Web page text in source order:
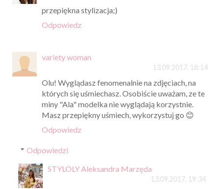
przepiękna stylizacja;)
Odpowiedz
variety woman
13.09.2017, 18:14
Olu! Wyglądasz fenomenalnie na zdjęciach, na
których się uśmiechasz. Osobiście uważam, ze te
miny "Ala" modelka nie wyglądają korzystnie.
Masz przepiękny uśmiech, wykorzystuj go 😊
Odpowiedz
Odpowiedzi
STYLOLY Aleksandra Marzęda
13.09.2017, 19:34